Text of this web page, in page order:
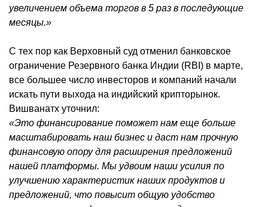
увеличением объема торгов в 5 раз в последующие
месяцы.»
С тех пор как Верховный суд отменил банковское
ограничение Резервного банка Индии (RBI) в марте,
все большее число инвесторов и компаний начали
искать пути выхода на индийский крипторынок.
Вишванатх уточнил:
«Это финансирование поможет нам еще больше
масштабировать наш бизнес и даст нам прочную
финансовую опору для расширения предложений
нашей платформы. Мы удвоим наши усилия по
улучшению характеристик наших продуктов и
предложений, что повысит общую удобство